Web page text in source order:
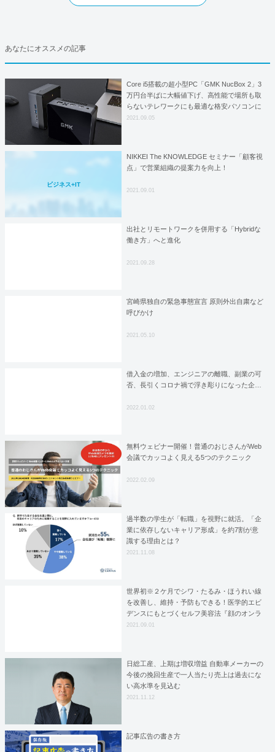
あなたにオススメの記事
Core i5搭載の超小型PC「GMK NucBox 2」3
万円台半ばに大幅値下げ、高性能で場所も取
らないテレワークにも最適な格安パソコンに
2021.09.05
ビジネス+IT
NIKKEI The KNOWLEDGE セミナー「顧客視
点」で営業組織の提案力を向上！
2021.09.01
出社とリモートワークを併用する「Hybridな
働き方」へと進化
2021.09.28
宮崎県独自の緊急事態宣言 原則外出自粛など
呼びかけ
2021.05.10
借入金の増加、エンジニアの離職、副業の可
否、長引くコロナ禍で浮き彫りになった企…
2022.01.02
無料ウェビナー開催！普通のおじさんがWeb
会議でカッコよく見える5つのテクニック
2022.02.09
過半数の学生が「転職」を視野に就活。「企
業に依存しないキャリア形成」を約7割が意
識する理由とは？
2021.11.08
世界初※２ケ月でシワ・たるみ・ほうれい線
を改善し、維持・予防もできる！医学的エビ
デンスにもとづくセルフ美容法『顔のオンラ
インフィットネス・FaceFit』がスタート。無
2021.09.01
日総工産、上期は増収増益 自動車メーカーの
今後の挽回生産で一人当たり売上は過去にな
い高水準を見込む
2021.11.12
記事広告の書き方